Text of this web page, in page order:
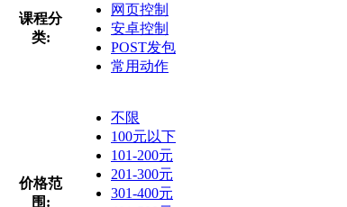
课程分
类:
网页控制
安卓控制
POST发包
常用动作
价格范
围:
不限
100元以下
101-200元
201-300元
301-400元